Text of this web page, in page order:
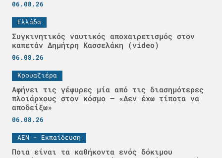
06.08.26
Ελλάδα
Συγκινητικός ναυτικός αποχαιρετισμός στον
καπετάν Δημήτρη Κασσελάκη (video)
06.08.26
Κρουαζιέρα
Αφήνει τις γέφυρες μία από τις διασημότερες
πλοιάρχους στον κόσμο – «Δεν έχω τίποτα να
αποδείξω»
06.08.26
ΑΕΝ - Εκπαίδευση
Ποια είναι τα καθήκοντα ενός δόκιμου